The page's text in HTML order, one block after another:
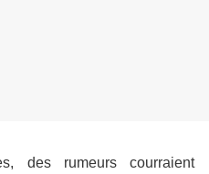
des rumeurs courraient